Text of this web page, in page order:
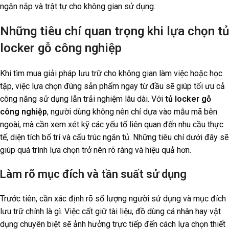
ngăn nắp và trật tự cho không gian sử dụng.
Những tiêu chí quan trọng khi lựa chọn tủ
locker gỗ công nghiệp
Khi tìm mua giải pháp lưu trữ cho không gian làm việc hoặc học
tập, việc lựa chọn đúng sản phẩm ngay từ đầu sẽ giúp tối ưu cả
công năng sử dụng lẫn trải nghiệm lâu dài. Với tủ locker gỗ
công nghiệp, người dùng không nên chỉ dựa vào mẫu mã bên
ngoài, mà cần xem xét kỹ các yếu tố liên quan đến nhu cầu thực
tế, diện tích bố trí và cấu trúc ngăn tủ. Những tiêu chí dưới đây sẽ
giúp quá trình lựa chọn trở nên rõ ràng và hiệu quả hơn.
Làm rõ mục đích và tần suất sử dụng
Trước tiên, cần xác định rõ số lượng người sử dụng và mục đích
lưu trữ chính là gì. Việc cất giữ tài liệu, đồ dùng cá nhân hay vật
dụng chuyên biệt sẽ ảnh hưởng trực tiếp đến cách lựa chọn thiết